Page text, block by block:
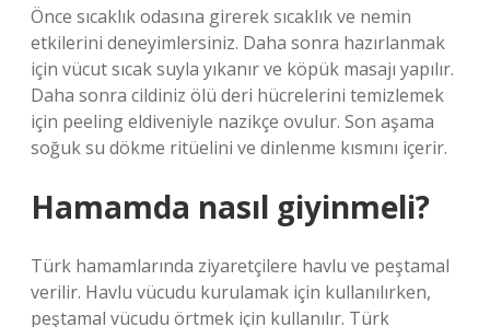
Önce sıcaklık odasına girerek sıcaklık ve nemin
etkilerini deneyimlersiniz. Daha sonra hazırlanmak
için vücut sıcak suyla yıkanır ve köpük masajı yapılır.
Daha sonra cildiniz ölü deri hücrelerini temizlemek
için peeling eldiveniyle nazikçe ovulur. Son aşama
soğuk su dökme ritüelini ve dinlenme kısmını içerir.
Hamamda nasıl giyinmeli?
Türk hamamlarında ziyaretçilere havlu ve peştamal
verilir. Havlu vücudu kurulamak için kullanılırken,
peştamal vücudu örtmek için kullanılır. Türk